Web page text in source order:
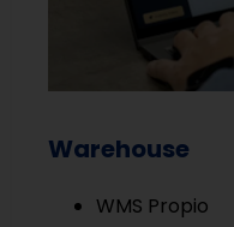
Warehouse
WMS Propio